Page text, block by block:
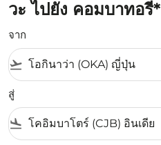
วะ ไปยัง คอมบาทอรี่*
จาก
flight_takeoff
สู่
flight_land